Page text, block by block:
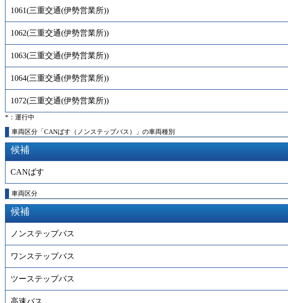
1061(三重交通(伊勢営業所))
1062(三重交通(伊勢営業所))
1063(三重交通(伊勢営業所))
1064(三重交通(伊勢営業所))
1072(三重交通(伊勢営業所))
*：運行中
車両区分「CANばす（ノンステップバス）」の車両種別
候補
CANばす
車両区分
候補
ノンステップバス
ワンステップバス
ツーステップバス
高速バス